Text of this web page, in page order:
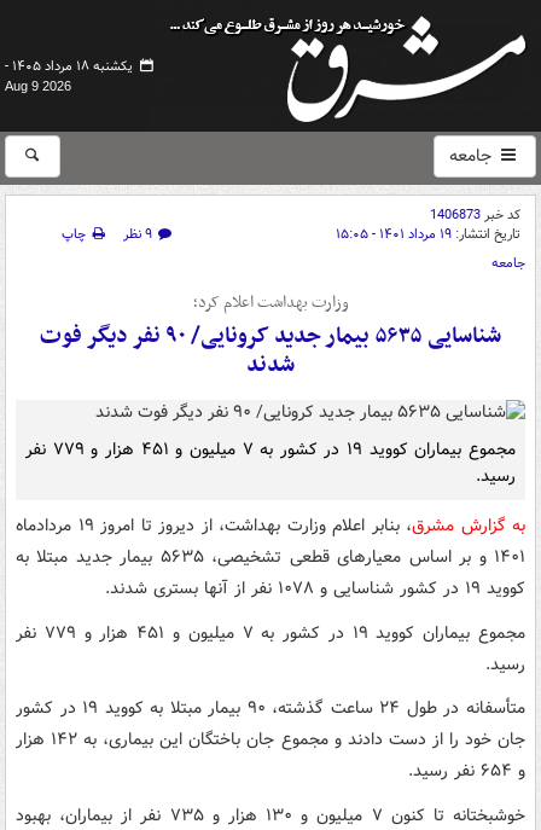
یکشنبه ۱۸ مرداد ۱۴۰۵ -
Aug 9 2026
جامعه
کد خبر1406873
تاریخ انتشار: ۱۹ مرداد ۱۴۰۱ - ۱۵:۰۵ ۹ نظر
چاپ
جامعه
وزارت بهداشت اعلام کرد؛
شناسایی ۵۶۳۵ بیمار جدید کرونایی/ ۹۰ نفر دیگر فوت
شدند
مجموع بیماران کووید ۱۹ در کشور به ۷ میلیون و ۴۵۱ هزار و ۷۷۹ نفر
رسید.
به گزارش مشرق
، بنابر اعلام وزارت بهداشت، از دیروز تا امروز ۱۹ مردادماه
۱۴۰۱ و بر اساس معیارهای قطعی تشخیصی، ۵۶۳۵ بیمار جدید مبتلا به
کووید ۱۹ در کشور شناسایی و ۱۰۷۸ نفر از آنها بستری شدند.
مجموع بیماران کووید ۱۹ در کشور به ۷ میلیون و ۴۵۱ هزار و ۷۷۹ نفر
رسید.
متأسفانه در طول ۲۴ ساعت گذشته، ۹۰ بیمار مبتلا به کووید ۱۹ در کشور
جان خود را از دست دادند و مجموع جان باختگان این بیماری، به ۱۴۲ هزار
و ۶۵۴ نفر رسید.
خوشبختانه تا کنون ۷ میلیون و ۱۳۰ هزار و ۷۳۵ نفر از بیماران، بهبود